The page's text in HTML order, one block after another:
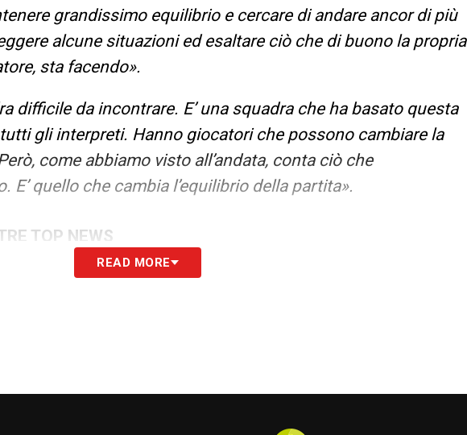
grandissimo equilibrio e cercare di andare ancor di più
alcune situazioni ed esaltare ciò che di buono la propria
sta facendo».
difficile da incontrare. E’ una squadra che ha basato questa
gli interpreti. Hanno giocatori che possono cambiare la
come abbiamo visto all’andata, conta ciò che
E’ quello che cambia l’equilibrio della partita».
TOP NEWS
READ MORE